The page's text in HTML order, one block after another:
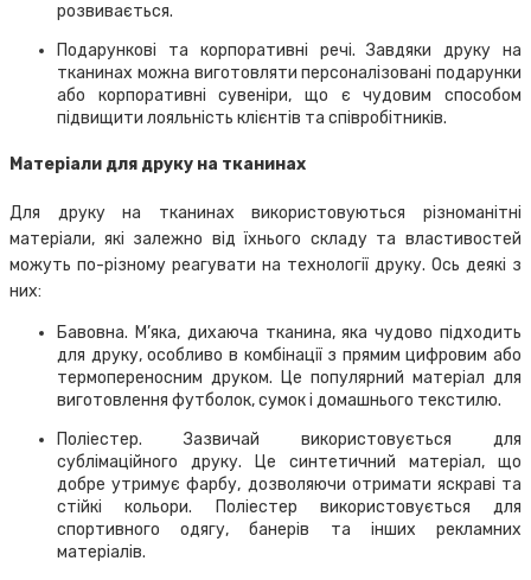
розвивається.
Подарункові та корпоративні речі. Завдяки друку на
тканинах можна виготовляти персоналізовані подарунки
або корпоративні сувеніри, що є чудовим способом
підвищити лояльність клієнтів та співробітників.
Матеріали для друку на тканинах
Для друку на тканинах використовуються різноманітні
матеріали, які залежно від їхнього складу та властивостей
можуть по-різному реагувати на технології друку. Ось деякі з
них:
Бавовна. М’яка, дихаюча тканина, яка чудово підходить
для друку, особливо в комбінації з прямим цифровим або
термопереносним друком. Це популярний матеріал для
виготовлення футболок, сумок і домашнього текстилю.
Поліестер. Зазвичай використовується для
сублімаційного друку. Це синтетичний матеріал, що
добре утримує фарбу, дозволяючи отримати яскраві та
стійкі кольори. Поліестер використовується для
спортивного одягу, банерів та інших рекламних
матеріалів.